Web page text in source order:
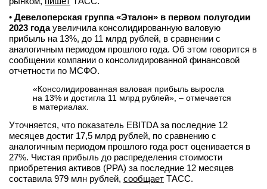
• Девелоперская группа «Эталон» в первом полугодии
2023 годаувеличила консолидированную валовую
прибыль на 13%, до 11 млрд рублей, в сравнении с
аналогичным периодом прошлого года. Об этом говорится в
сообщении компании о консолидированной финансовой
отчетности по МСФО.
«Консолидированная валовая прибыль выросла
на 13% и достигла 11 млрд рублей», – отмечается
в материалах.
Уточняется, что показатель EBITDA за последние 12
месяцев достиг 17,5 млрд рублей, по сравнению с
аналогичным периодом прошлого года рост оценивается в
27%. Чистая прибыль до распределения стоимости
приобретения активов (PPA) за последние 12 месяцев
составила 979 млн рублей, сообщает ТАСС.